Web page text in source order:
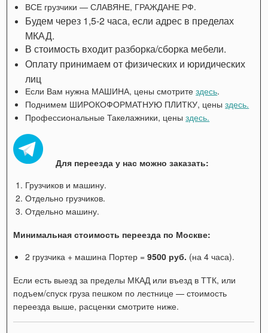
ВСЕ грузчики — СЛАВЯНЕ, ГРАЖДАНЕ РФ.
Будем через 1,5-2 часа, если адрес в пределах
МКАД.
В стоимость входит разборка/сборка мебели.
Оплату принимаем от физических и юридических
лиц
Если Вам нужна МАШИНА, цены смотритездесь.
Поднимем ШИРОКОФОРМАТНУЮ ПЛИТКУ, ценыздесь.
Профессиональные Такелажники, ценыздесь.
Для переезда у нас можно заказать:
Грузчиков и машину.
Отдельно грузчиков.
Отдельно машину.
Минимальная стоимость переезда по Москве:
2 грузчика + машина Портер =9500 руб. (на 4 часа).
Если есть выезд за пределы МКАД или въезд в ТТК, или
подъем/спуск груза пешком по лестнице — стоимость
переезда выше, расценки смотрите ниже.